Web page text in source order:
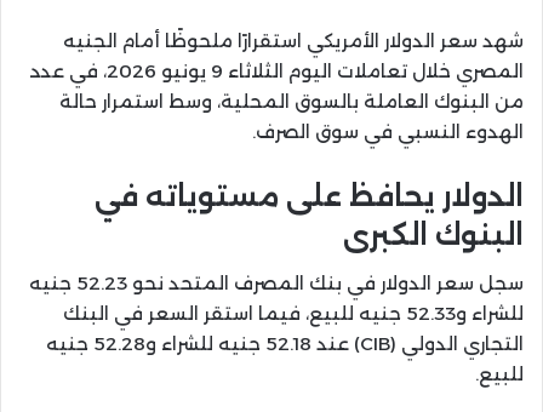
شهد سعر الدولار الأمريكي استقرارًا ملحوظًا أمام الجنيه
المصري خلال تعاملات اليوم الثلاثاء 9 يونيو 2026، في عدد
من البنوك العاملة بالسوق المحلية، وسط استمرار حالة
الهدوء النسبي في سوق الصرف.
الدولار يحافظ على مستوياته في
البنوك الكبرى
سجل سعر الدولار في بنك المصرف المتحد نحو 52.23 جنيه
للشراء و52.33 جنيه للبيع، فيما استقر السعر في البنك
التجاري الدولي (CIB) عند 52.18 جنيه للشراء و52.28 جنيه
للبيع.